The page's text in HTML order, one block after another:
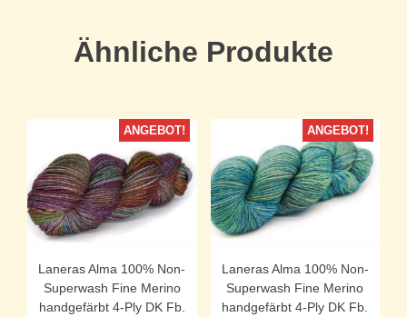
Ähnliche Produkte
ANGEBOT!
Laneras Alma 100% Non-
Superwash Fine Merino
handgefärbt 4-Ply DK Fb.
ANGEBOT!
Laneras Alma 100% Non-
Superwash Fine Merino
handgefärbt 4-Ply DK Fb.